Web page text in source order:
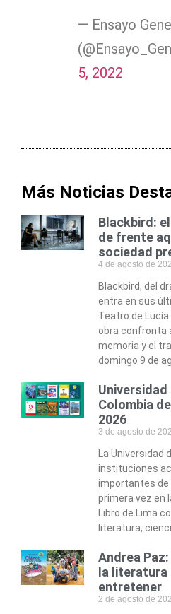
— Ensayo
5, 2022
Más Noticias
Blackbird:
de frente
sociedad
4 de agosto de
Blackbird, del
entra en sus
Teatro de
obra confronta
memoria y el
domingo 9 de
Colombia
2026
3 de agosto de
La Universidad
instituciones
importantes de
primera vez en
Libro de Lima
literatura,
Andrea
la literatura
entretener
2 de agosto de